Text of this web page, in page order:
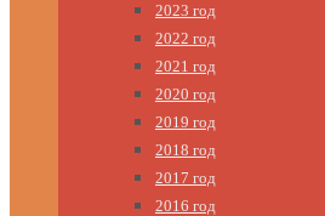
2023 год
2022 год
2021 год
2020 год
2019 год
2018 год
2017 год
2016 год